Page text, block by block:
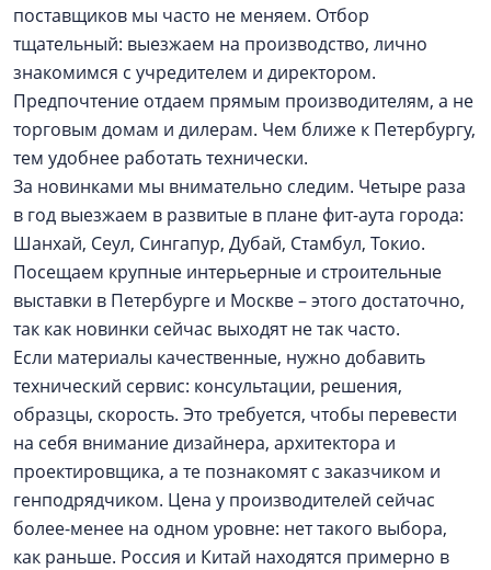
поставщиков мы часто не меняем. Отбор
тщательный: выезжаем на производство, лично
знакомимся с учредителем и директором.
Предпочтение отдаем прямым производителям, а не
торговым домам и дилерам. Чем ближе к Петербургу,
тем удобнее работать технически.
За новинками мы внимательно следим. Четыре раза
в год выезжаем в развитые в плане фит-аута города:
Шанхай, Сеул, Сингапур, Дубай, Стамбул, Токио.
Посещаем крупные интерьерные и строительные
выставки в Петербурге и Москве – этого достаточно,
так как новинки сейчас выходят не так часто.
Если материалы качественные, нужно добавить
технический сервис: консультации, решения,
образцы, скорость. Это требуется, чтобы перевести
на себя внимание дизайнера, архитектора и
проектировщика, а те познакомят с заказчиком и
генподрядчиком. Цена у производителей сейчас
более-менее на одном уровне: нет такого выбора,
как раньше. Россия и Китай находятся примерно в